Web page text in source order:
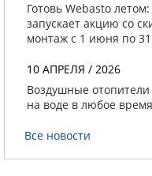
Готовь Webasto
запускает акцию со
монтаж с 1 июня по
10 АПРЕЛЯ / 2026
Воздушные
на воде в любое
Все новости